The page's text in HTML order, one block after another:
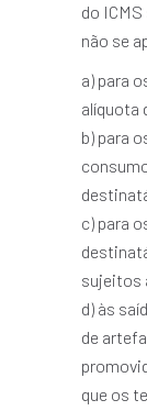
do
não se
a) para
alíquota
b) para
c) para
sujeitos
d) às
de
que os